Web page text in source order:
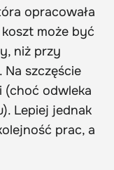
opracowała
może być
niż przy
szczęście
(choć odwleka
Lepiej jednak
prac, a